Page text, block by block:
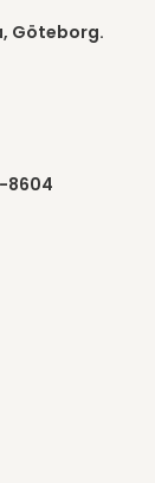
Göteborg.
8604